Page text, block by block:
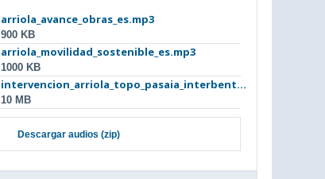
arriola_avance_obras_es.mp3
900 KB
arriola_movilidad_sostenible_es.mp3
1000 KB
intervencion_arriola_topo_pasaia_interbent...
10 MB
Descargar audios (zip)